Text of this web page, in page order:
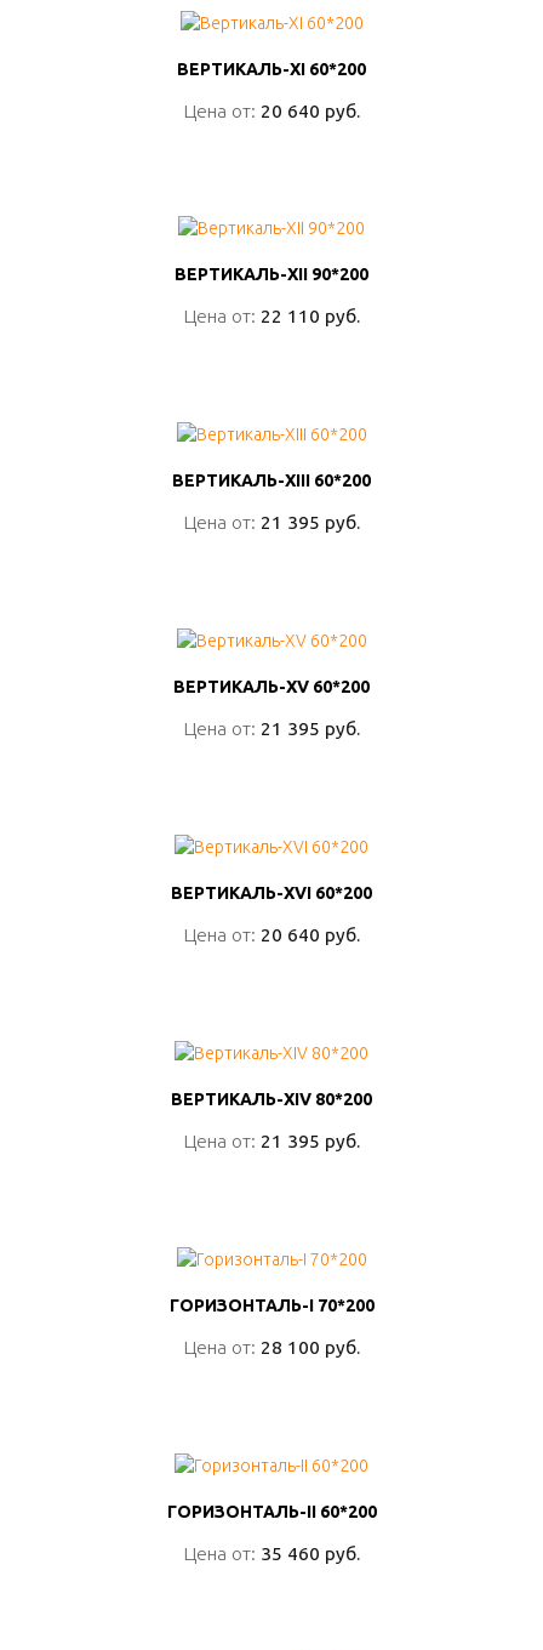
ВЕРТИКАЛЬ-XI 60*200
Цена от: 20 640 руб.
ВЕРТИКАЛЬ-XI 60*200
Цена от: 20 640 руб.
ВЕРТИКАЛЬ-XII 90*200
Цена от: 22 110 руб.
ВЕРТИКАЛЬ-XII 90*200
Цена от: 22 110 руб.
ВЕРТИКАЛЬ-XIII 60*200
Цена от: 21 395 руб.
ВЕРТИКАЛЬ-XIII 60*200
Цена от: 21 395 руб.
ВЕРТИКАЛЬ-XV 60*200
Цена от: 21 395 руб.
ВЕРТИКАЛЬ-XV 60*200
Цена от: 21 395 руб.
ВЕРТИКАЛЬ-XVI 60*200
Цена от: 20 640 руб.
ВЕРТИКАЛЬ-XVI 60*200
Цена от: 20 640 руб.
ВЕРТИКАЛЬ-ХIV 80*200
Цена от: 21 395 руб.
ВЕРТИКАЛЬ-ХIV 80*200
Цена от: 21 395 руб.
ГОРИЗОНТАЛЬ-I 70*200
Цена от: 28 100 руб.
ГОРИЗОНТАЛЬ-I 70*200
Цена от: 28 100 руб.
ГОРИЗОНТАЛЬ-II 60*200
Цена от: 35 460 руб.
ГОРИЗОНТАЛЬ-II 60*200
Цена от: 35 460 руб.